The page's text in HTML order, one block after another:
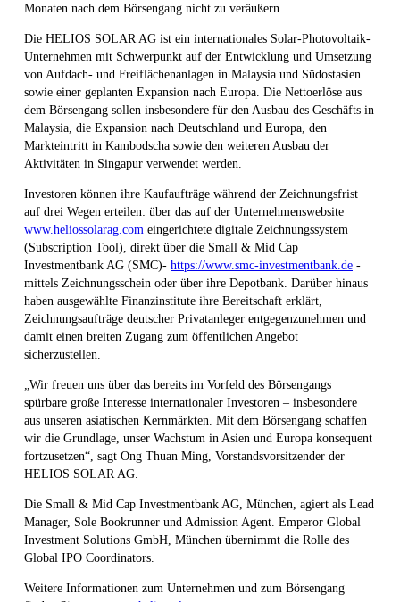
Monaten nach dem Börsengang nicht zu veräußern.
Die HELIOS SOLAR AG ist ein internationales Solar-Photovoltaik-
Unternehmen mit Schwerpunkt auf der Entwicklung und Umsetzung
von Aufdach- und Freiflächenanlagen in Malaysia und Südostasien
sowie einer geplanten Expansion nach Europa. Die Nettoerlöse aus
dem Börsengang sollen insbesondere für den Ausbau des Geschäfts in
Malaysia, die Expansion nach Deutschland und Europa, den
Markteintritt in Kambodscha sowie den weiteren Ausbau der
Aktivitäten in Singapur verwendet werden.
Investoren können ihre Kaufaufträge während der Zeichnungsfrist
auf drei Wegen erteilen: über das auf der Unternehmenswebsite
www.heliossolarag.com eingerichtete digitale Zeichnungssystem
(Subscription Tool), direkt über die Small & Mid Cap
Investmentbank AG (SMC)- https://www.smc-investmentbank.de -
mittels Zeichnungsschein oder über ihre Depotbank. Darüber hinaus
haben ausgewählte Finanzinstitute ihre Bereitschaft erklärt,
Zeichnungsaufträge deutscher Privatanleger entgegenzunehmen und
damit einen breiten Zugang zum öffentlichen Angebot
sicherzustellen.
„Wir freuen uns über das bereits im Vorfeld des Börsengangs
spürbare große Interesse internationaler Investoren – insbesondere
aus unseren asiatischen Kernmärkten. Mit dem Börsengang schaffen
wir die Grundlage, unser Wachstum in Asien und Europa konsequent
fortzusetzen“, sagt Ong Thuan Ming, Vorstandsvorsitzender der
HELIOS SOLAR AG.
Die Small & Mid Cap Investmentbank AG, München, agiert als Lead
Manager, Sole Bookrunner und Admission Agent. Emperor Global
Investment Solutions GmbH, München übernimmt die Rolle des
Global IPO Coordinators.
Weitere Informationen zum Unternehmen und zum Börsengang